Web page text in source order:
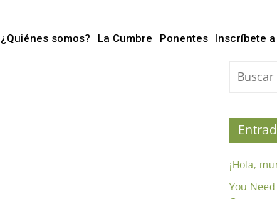
¿Quiénes somos? La Cumbre Ponentes Inscríbete
¡Hola,
You